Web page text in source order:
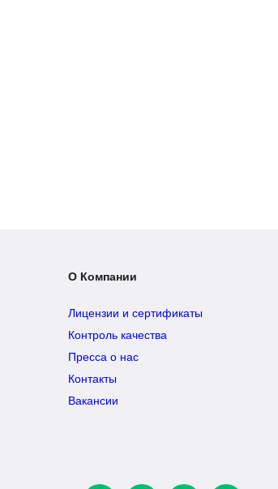
О Компании
Лицензии и сертификаты
Контроль качества
Пресса о нас
Контакты
Вакансии